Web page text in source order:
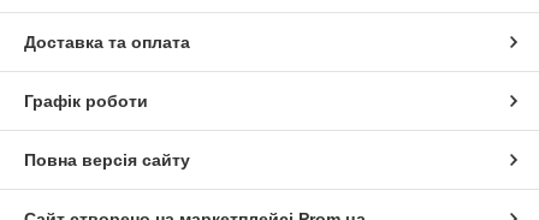
Доставка та оплата
Графік роботи
Повна версія сайту